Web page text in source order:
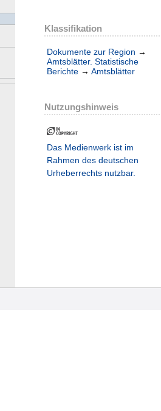
Klassifikation
Dokumente zur Region →
Amtsblätter. Statistische
Berichte → Amtsblätter
Nutzungshinweis
Das Medienwerk ist im
Rahmen des deutschen
Urheberrechts nutzbar.